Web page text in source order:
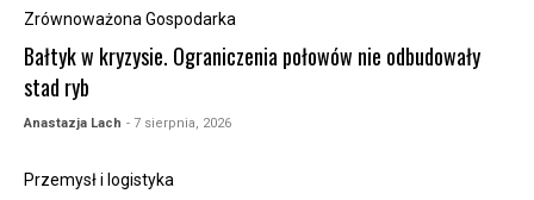
Zrównoważona Gospodarka
Bałtyk w kryzysie. Ograniczenia połowów nie odbudowały
stad ryb
Anastazja Lach - 7 sierpnia, 2026
Przemysł i logistyka